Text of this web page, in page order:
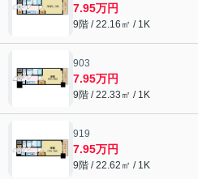
7.95万円
9階 / 22.16㎡ / 1K
903
7.95万円
9階 / 22.33㎡ / 1K
919
7.95万円
9階 / 22.62㎡ / 1K